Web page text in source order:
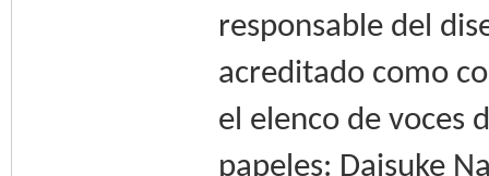
responsable del
acreditado como
el elenco de voces
papeles: Daisuke